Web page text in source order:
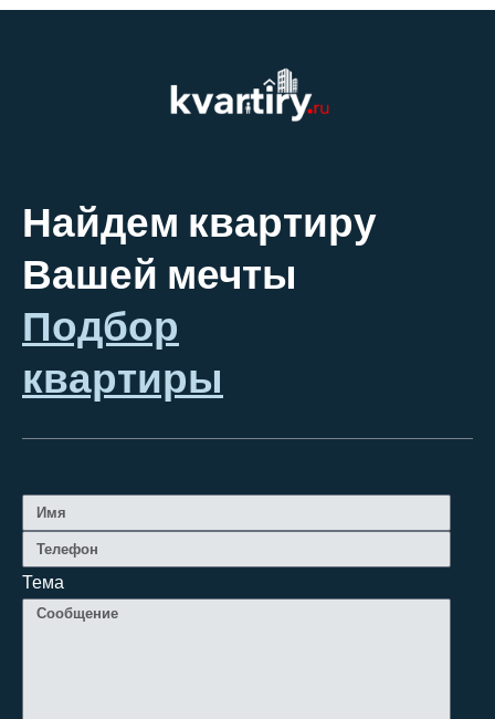
Найдем квартиру
Вашей мечты
Подбор
квартиры
Тема